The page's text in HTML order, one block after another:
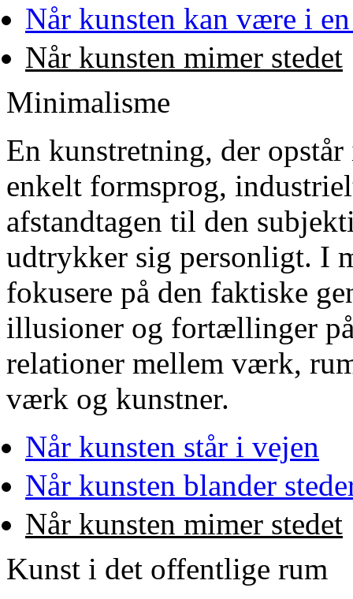
Når kunsten kan være i
Når kunsten mimer stedet
Minimalisme
En kunstretning, der
enkelt formsprog,
afstandtagen til den
udtrykker sig personligt. I
fokusere på den faktiske
illusioner og fortællinger
relationer mellem værk,
værk og kunstner.
Når kunsten står i vejen
Når kunsten blander
Når kunsten mimer stedet
Kunst i det offentlige rum